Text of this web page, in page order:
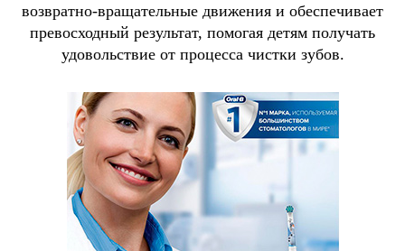
возвратно-вращательные движения и обеспечивает
превосходный результат, помогая детям получать
удовольствие от процесса чистки зубов.